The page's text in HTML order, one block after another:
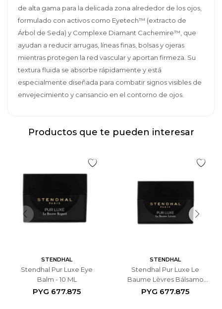
de alta gama para la delicada zona alrededor de los ojos,
formulado con activos como Eyetech™ (extracto de
Árbol de Seda) y Complexe Diamant Cachemire™, que
ayudan a reducir arrugas, líneas finas, bolsas y ojeras
mientras protegen la red vascular y aportan firmeza. Su
textura fluida se absorbe rápidamente y está
especialmente diseñada para combatir signos visibles de
envejecimiento y cansancio en el contorno de ojos.
Productos que te pueden interesar
STENDHAL
Stendhal Pur Luxe Eye
Balm - 10 ML
PYG 677.875
STENDHAL
Stendhal Pur Luxe Le
Baume Lèvres Bálsamo
Voluminizador y Antiedad
PYG 677.875